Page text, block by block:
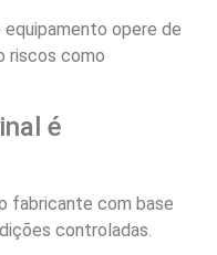
opere de
riscos como
é
fabricante com base
controladas.